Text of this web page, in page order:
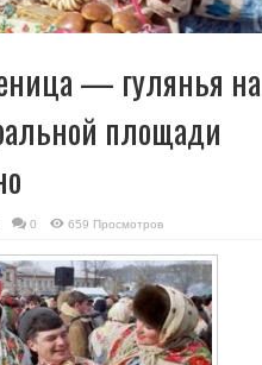
— гулянья на
площади
0 659 Просмотров